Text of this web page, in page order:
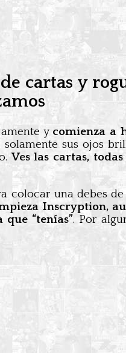
cartas y
y comienza a
sus ojos
Ves las cartas,
colocar una debes
Inscryption,
“tenías”. Por